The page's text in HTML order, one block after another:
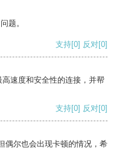
题。
支持[0] 反对[0]
速度和安全性的连接，并帮
支持[0] 反对[0]
偶尔也会出现卡顿的情况，希